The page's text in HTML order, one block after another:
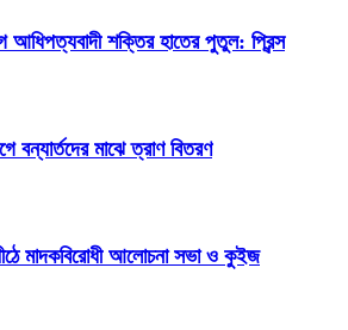
আধিপত্যবাদী শক্তির হাতের পুতুল: প্রিন্স
বন্যার্তদের মাঝে ত্রাণ বিতরণ
মাদকবিরোধী আলোচনা সভা ও কুইজ